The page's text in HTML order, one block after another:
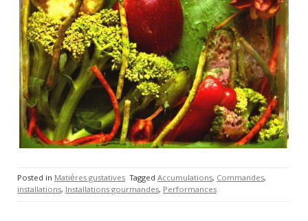
Posted in Matières gustatives Tagged Accumulations, Commandes,
installations, Installations gourmandes, Performances